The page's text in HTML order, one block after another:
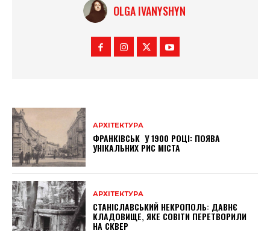
OLGA IVANYSHYN
АРХІТЕКТУРА
ФРАНКІВСЬК У 1900 РОЦІ: ПОЯВА
УНІКАЛЬНИХ РИС МІСТА
АРХІТЕКТУРА
СТАНІСЛАВСЬКИЙ НЕКРОПОЛЬ: ДАВНЄ
КЛАДОВИЩЕ, ЯКЕ СОВІТИ ПЕРЕТВОРИЛИ
НА СКВЕР